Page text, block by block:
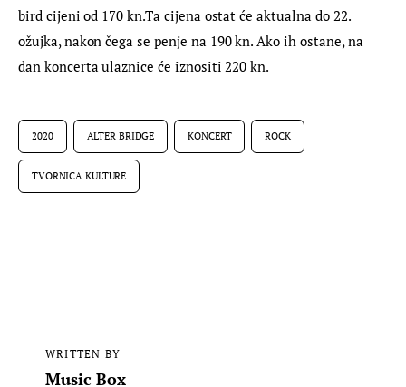
bird cijeni od 170 kn.Ta cijena ostat će aktualna do 22.
ožujka, nakon čega se penje na 190 kn. Ako ih ostane, na
dan koncerta ulaznice će iznositi 220 kn.
2020 ALTER BRIDGE KONCERT ROCK
TVORNICA KULTURE
WRITTEN BY
Music Box